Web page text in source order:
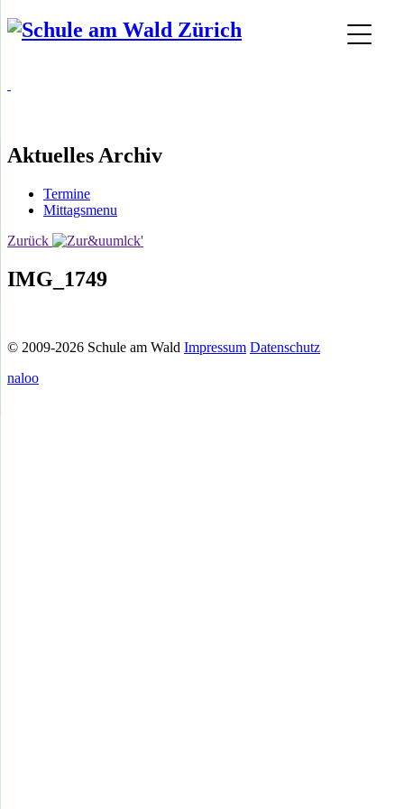
Aktuelles Archiv
Termine
Mittagsmenu
Zurück
IMG_1749
© 2009-2026 Schule am Wald Impressum Datenschutz
naloo